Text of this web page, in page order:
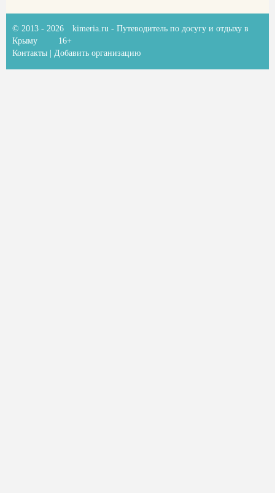
© 2013 - 2026 kimeria.ru - Путеводитель по досугу и отдыху в
Крыму
16+
Контакты
Добавить организацию